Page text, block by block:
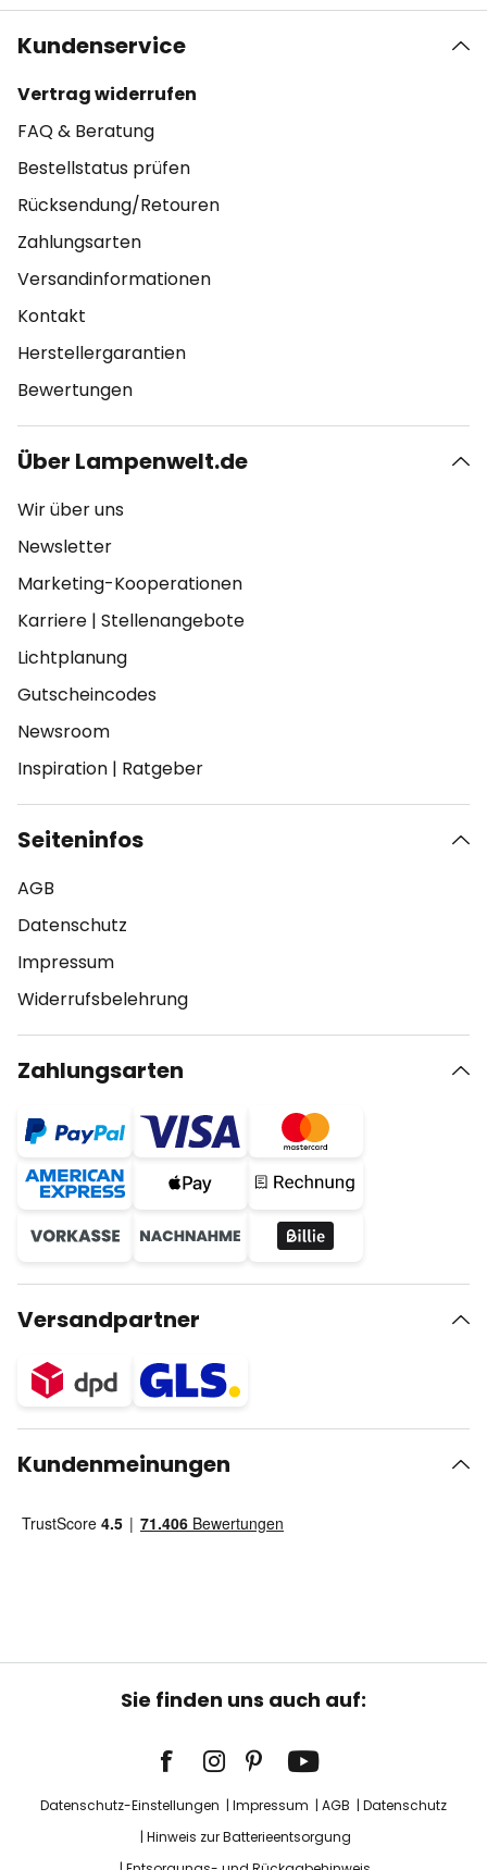
Kundenservice
Vertrag widerrufen
FAQ & Beratung
Bestellstatus prüfen
Rücksendung/Retouren
Zahlungsarten
Versandinformationen
Kontakt
Herstellergarantien
Bewertungen
Über Lampenwelt.de
Wir über uns
Newsletter
Marketing-Kooperationen
Karriere | Stellenangebote
Lichtplanung
Gutscheincodes
Newsroom
Inspiration | Ratgeber
Seiteninfos
AGB
Datenschutz
Impressum
Widerrufsbelehrung
Zahlungsarten
Versandpartner
Kundenmeinungen
Sie finden uns auch auf:
Datenschutz-Einstellungen Impressum AGB
Datenschutz
Hinweis zur Batterieentsorgung